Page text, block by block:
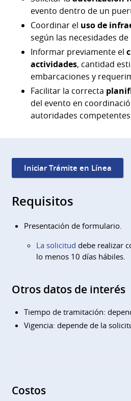
evento dentro de un
Coordinar el uso de
según las necesidades
Informar previamente el
actividades, cantidad
embarcaciones y
Facilitar la correcta
del evento en
autoridades
Iniciar Trámite en Línea
Requisitos
Presentación de formulario.
La solicitud debe realizar
lo menos 10 días hábiles.
Otros datos de interés
Tiempo de tramitación:
Vigencia: depende de la
Costos